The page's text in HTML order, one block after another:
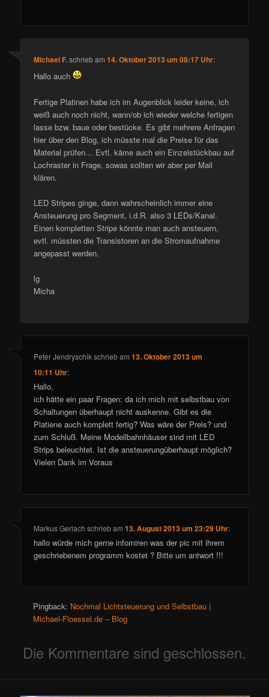
Michael F.schriebam14. Oktober 2013 um 08:17 Uhr:
Hallo auch
Fertige Platinen habe ich im Augenblick leider keine, ich
weiß auch noch nicht, wann/ob ich wieder welche fertigen
lasse bzw. baue oder bestücke. Es gibt mehrere Anfragen
hier über den Blog, ich müsste mal die Preise für das
Material prüfen… Evtl. käme auch ein Einzelstückbau auf
Lochraster in Frage, sowas sollten wir aber per Mail
klären.
LED Stripes ginge, dann wahrscheinlich immer eine
Ansteuerung pro Segment, i.d.R. also 3 LEDs/Kanal.
Einen kompletten Stripe könnte man auch ansteuern,
evtl. müssten die Transistoren an die Stromaufnahme
angepasst werden.
lg
Micha
Peter Jendryschikschriebam13. Oktober 2013 um
10:11 Uhr:
Hallo,
ich hätte ein paar Fragen: da ich mich mit selbstbau von
Schaltungen überhaupt nicht auskenne. Gibt es die
Platiene auch komplett fertig? Was wäre der Preis? und
zum Schluß. Meine Modellbahnhäuser sind mit LED
Strips beleuchtet. Ist die ansteuerungüberhaupt möglich?
Vielen Dank im Voraus
Markus Gerlach schriebam13. August 2013 um 23:29 Uhr:
hallo würde mich gerne infomiren was der pic mit ihrem
geschriebenem programm kostet ? Bitte um antwort !!!
Pingback: Nochmal Lichtsteuerung und Selbstbau |
Michael-Floessel.de – Blog
Die Kommentare sind geschlossen.